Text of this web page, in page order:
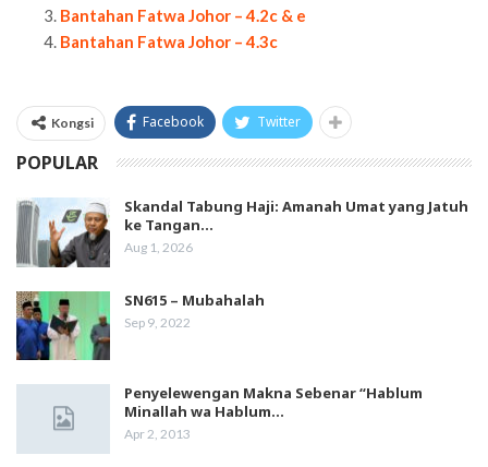
Bantahan Fatwa Johor – 4.2c & e
Bantahan Fatwa Johor – 4.3c
Kongsi Facebook Twitter
POPULAR
Skandal Tabung Haji: Amanah Umat yang Jatuh
ke Tangan…
Aug 1, 2026
SN615 – Mubahalah
Sep 9, 2022
Penyelewengan Makna Sebenar “Hablum
Minallah wa Hablum…
Apr 2, 2013